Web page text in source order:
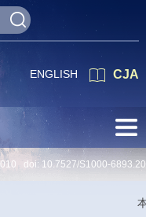
CJA
ENGLISH
doi: 10.7527/S1000-